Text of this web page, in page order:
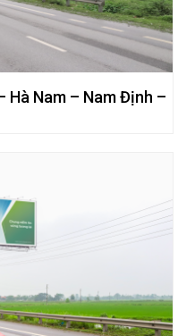
Hà Nam – Nam Định –